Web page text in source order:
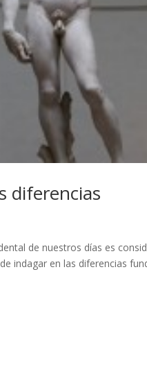
diferencias
de nuestros días es
indagar en las diferencias